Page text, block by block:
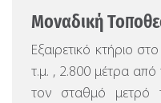
Μοναδική
Εξαιρετικό κτήριο
τ.μ. , 2.800 μέτρα
τον σταθμό μετρό